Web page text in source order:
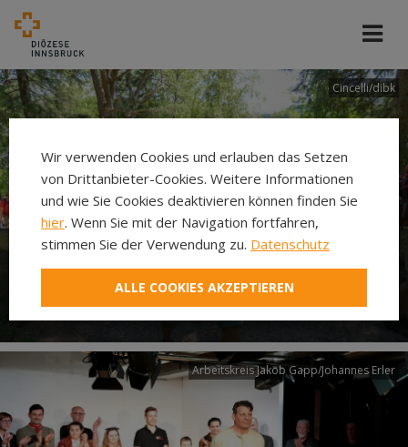
Cincelli/dibk
Neuer Pilgerweg Via
Laudato si’
Arbeitskreis Jakob Gapp/Johannes Erler
Wir verwenden Cookies und erlauben das Setzen
von Drittanbieter-Cookies. Weitere Informationen
und wie Sie Cookies deaktivieren können finden Sie
hier. Wenn Sie mit der Navigation fortfahren,
stimmen Sie der Verwendung zu. Datenschutz
ALLE COOKIES AKZEPTIEREN